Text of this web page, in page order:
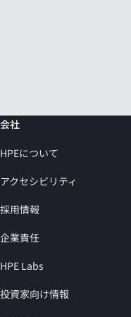
会社
HPEについて
アクセシビリティ
採用情報
企業責任
HPE Labs
投資家向け情報